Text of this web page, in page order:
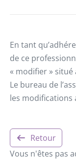
En tant
de ce
« modifier »
Le bureau de
les modifications
Retour
Vous n'êtes pas